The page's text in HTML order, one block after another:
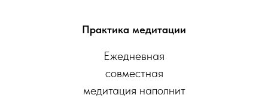
Практика медитации
Ежедневная
совместная
медитация наполнит